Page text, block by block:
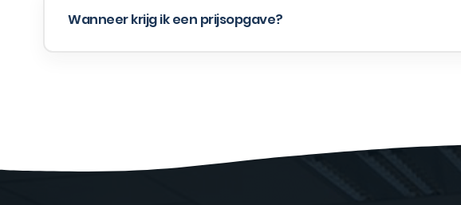
Wanneer krijg ik een prijsopgave?